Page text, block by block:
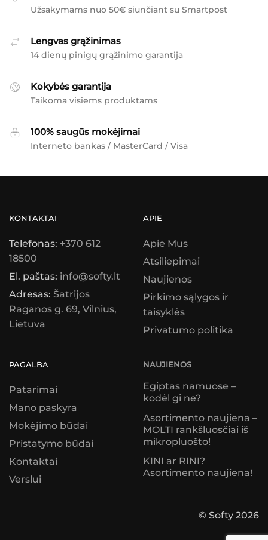
Užsakymams nuo 50€ siunčiant su Smartpost
Lengvas grąžinimas
14 dienų pinigų grąžinimo garantija
Kokybės garantija
Taikoma visiems produktams
100% saugūs mokėjimai
Interneto bankas / MasterCard / Visa
KONTAKTAI
Telefonas: +370 612
18500
El. paštas: info@softy.lt
Adresas: Šatrijos
Raganos g. 69, Vilnius,
Lietuva
APIE
Apie Mus
Atsiliepimai
Naujienos
Pirkimo sąlygos ir
taisyklės
Privatumo politika
PAGALBA
Patarimai
Mano paskyra
Mokėjimo būdai
Pristatymo būdai
Kontaktai
Verslui
NAUJIENOS
Egiptas namuose –
kodėl gi ne?
Asortimento naujiena –
MOLTI rankšluosčiai iš
mikropluošto!
KINI ar RINI?
Asortimento naujiena!
© Softy 2026